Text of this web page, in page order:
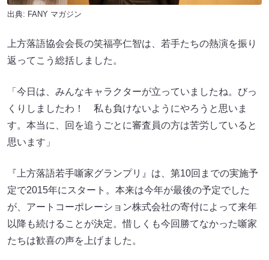
出典: FANY マガジン
上方落語協会会長の笑福亭仁智は、若手たちの熱演を振り
返ってこう総括しました。
「今日は、みんなキャラクターが立っていましたね。びっ
くりしましたわ！ 私も負けないようにやろうと思いま
す。本当に、回を追うごとに審査員の方は苦労していると
思います」
『上方落語若手噺家グランプリ』は、第10回までの実施予
定で2015年にスタート。本来は今年が最後の予定でした
が、アートコーポレーション株式会社の寄付によって来年
以降も続けることが決定。惜しくも今回勝てなかった噺家
たちは歓喜の声を上げました。